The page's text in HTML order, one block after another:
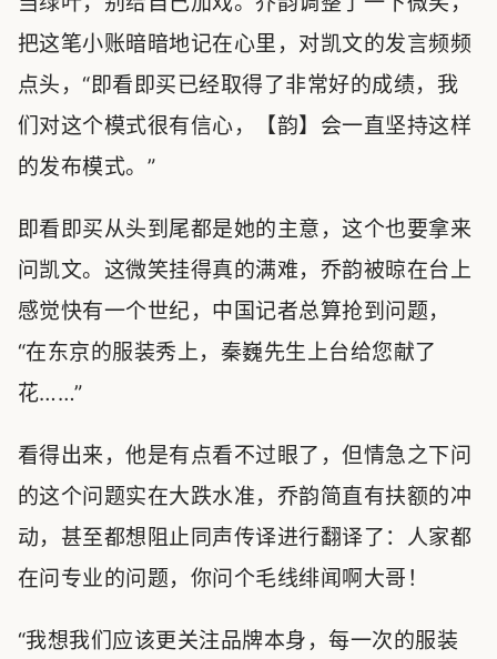
把这笔小账暗暗地记在心里，对凯文的发言频频
点头，“即看即买已经取得了非常好的成绩，我
们对这个模式很有信心，【韵】会一直坚持这样
的发布模式。”
即看即买从头到尾都是她的主意，这个也要拿来
问凯文。这微笑挂得真的满难，乔韵被晾在台上
感觉快有一个世纪，中国记者总算抢到问题，
“在东京的服装秀上，秦巍先生上台给您献了
花……”
看得出来，他是有点看不过眼了，但情急之下问
的这个问题实在大跌水准，乔韵简直有扶额的冲
动，甚至都想阻止同声传译进行翻译了：人家都
在问专业的问题，你问个毛线绯闻啊大哥！
“我想我们应该更关注品牌本身，每一次的服装